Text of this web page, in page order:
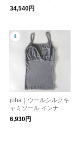
グ トートバッグ squar
e-hand-bag
34,540円
joha｜ウールシルクキ
ャミソール インナー
アンダーウェア VICT
ORIA 72243-77690
6,930円